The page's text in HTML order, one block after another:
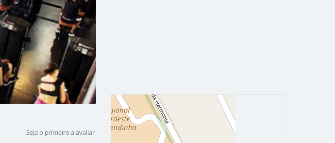
Seja o primeiro a avaliar